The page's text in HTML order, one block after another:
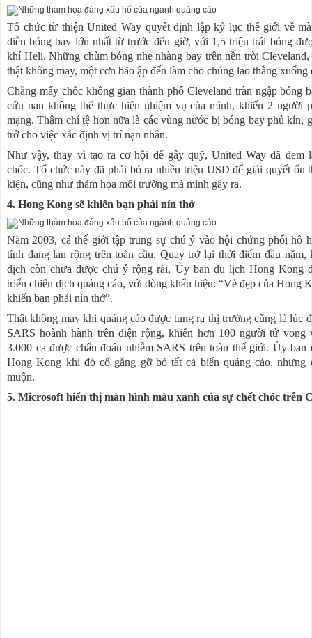
Tổ chức từ thiện United Way quyết định lập kỷ lục thế giới về
diễn bóng bay lớn nhất từ trước đến giờ, với 1,5 triệu trái bóng
khí Heli. Những chùm bóng nhẹ nhàng bay trên nền trời
thật không may, một cơn bão ập đến làm cho chúng lao thẳng xuống
Chẳng mấy chốc không gian thành phố Cleveland tràn ngập bóng
cứu nạn không thể thực hiện nhiệm vụ của mình, khiến 2 người
mạng. Thậm chí tệ hơn nữa là các vùng nước bị bóng bay phủ kín,
trở cho việc xác định vị trí nạn nhân.
Như vậy, thay vì tạo ra cơ hội để gây quỹ, United Way đã đem
chóc. Tổ chức này đã phải bỏ ra nhiều triệu USD để giải quyết ổn
kiện, cũng như thảm họa môi trường mà mình gây ra.
4. Hong Kong sẽ khiến bạn phải nín thở
Năm 2003, cả thế giới tập trung sự chú ý vào hội chứng phổi hô
tính đang lan rộng trên toàn cầu. Quay trở lại thời điểm đầu năm,
dịch còn chưa được chú ý rộng rãi, Ủy ban du lịch Hong Kong
triển chiến dịch quảng cáo, với dòng khẩu hiệu: “Vẻ đẹp của Hong
khiến bạn phải nín thở”.
Thật không may khi quảng cáo được tung ra thị trường cũng là lúc
SARS hoành hành trên diện rộng, khiến hơn 100 người tử vong
3.000 ca được chẩn đoán nhiễm SARS trên toàn thế giới. Ủy ban
Hong Kong khi đó cố gắng gỡ bỏ tất cả biển quảng cáo, nhưng
muộn.
5. Microsoft hiển thị màn hình màu xanh của sự chết chóc trên